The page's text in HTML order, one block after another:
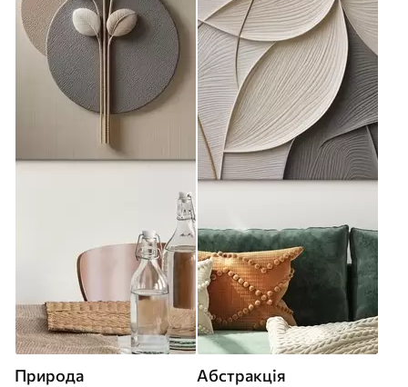
Природа Абстракція